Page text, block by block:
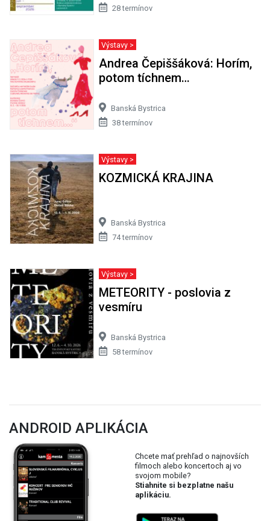
28 termínov
Výstavy >
Andrea Čepiššáková: Horím,
potom tíchnem…
Banská Bystrica
38 termínov
Výstavy >
KOZMICKÁ KRAJINA
Banská Bystrica
74 termínov
Výstavy >
METEORITY - poslovia z
vesmíru
Banská Bystrica
58 termínov
ANDROID APLIKÁCIA
Chcete mať prehľad o najnovších
filmoch alebo koncertoch aj vo
svojom mobile?
Stiahnite si bezplatne našu
aplikáciu.